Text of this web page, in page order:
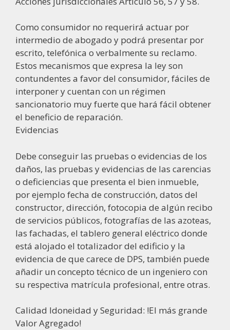
Como consumidor no requerirá actuar por
intermedio de abogado y podrá presentar por
escrito, telefónica o verbalmente su reclamo.
Estos mecanismos que expresa la ley son
contundentes a favor del consumidor, fáciles de
interponer y cuentan con un régimen
sancionatorio muy fuerte que hará fácil obtener
el beneficio de reparación.
Evidencias
Debe conseguir las pruebas o evidencias de los
daños, las pruebas y evidencias de las carencias
o deficiencias que presenta el bien inmueble,
por ejemplo fecha de construcción, datos del
constructor, dirección, fotocopia de algún recibo
de servicios públicos, fotografías de las azoteas,
las fachadas, el tablero general eléctrico donde
está alojado el totalizador del edificio y la
evidencia de que carece de DPS, también puede
añadir un concepto técnico de un ingeniero con
su respectiva matrícula profesional, entre otras.
Calidad Idoneidad y Seguridad: !El más grande
Valor Agregado!